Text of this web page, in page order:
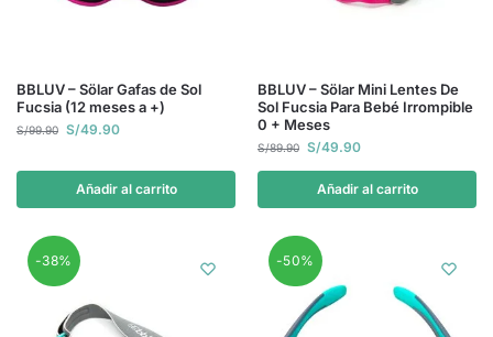
BBLUV – Sölar Gafas de Sol
Fucsia (12 meses a +)
S/99.90 S/49.90
Añadir al carrito
BBLUV – Sölar Mini Lentes De
Sol Fucsia Para Bebé Irrompible
0 + Meses
S/89.90 S/49.90
Añadir al carrito
-38% -50%